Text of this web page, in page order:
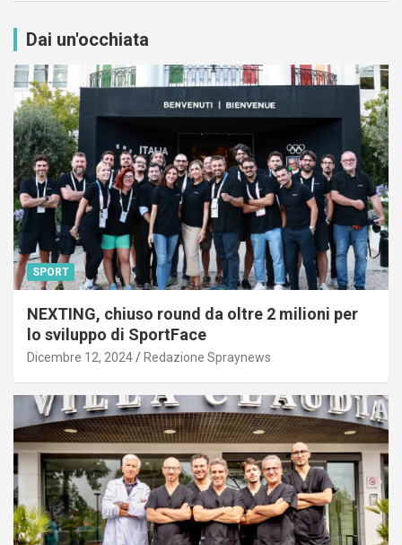
Dai un'occhiata
SPORT
NEXTING, chiuso round da oltre 2 milioni per
lo sviluppo di SportFace
Dicembre 12, 2024 Redazione Spraynews